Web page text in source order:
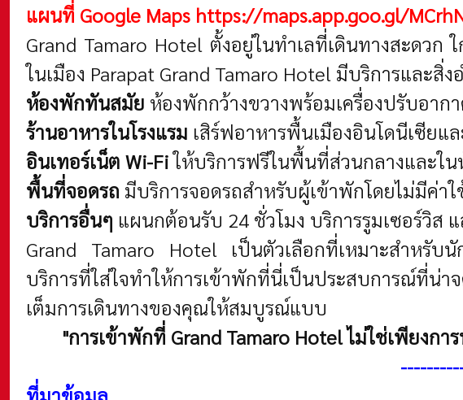
แผนที่ Google Maps https://maps.app.goo.gl/
Grand Tamaro Hotel ตั้งอยู่ในทำเลที่เดินทางสะดวก
ในเมือง Parapat Grand Tamaro Hotel มีบริการและสิ่
ห้องพักทันสมัย ห้องพักกว้างขวางพร้อมเครื่องปรับอาก
ร้านอาหารในโรงแรม เสิร์ฟอาหารพื้นเมืองอินโดนีเซียแ
อินเทอร์เน็ต Wi-Fiให้บริการฟรีในพื้นที่ส่วนกลางและใ
พื้นที่จอดรถ มีบริการจอดรถสำหรับผู้เข้าพักโดยไม่มีค่าใ
บริการอื่นๆ แผนกต้อนรับ 24 ชั่วโมง บริการรูมเซอร์วิส
Grand Tamaro Hotel เป็นตัวเลือกที่เหมาะสำหรับ
บริการที่ใส่ใจทำให้การเข้าพักที่นี่เป็นประสบการณ์ที่น่
เต็มการเดินทางของคุณให้สมบูรณ์แบบ
"การเข้าพักที่ Grand Tamaro Hotel ไม่ใช่เพียง